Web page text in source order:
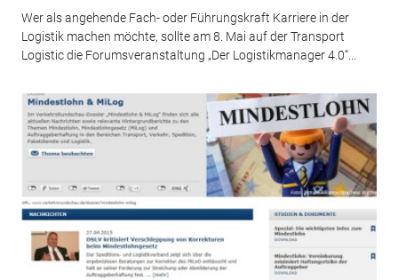
Wer als angehende Fach- oder Führungskraft Karriere in der
Logistik machen möchte, sollte am 8. Mai auf der Transport
Logistic die Forumsveranstaltung „Der Logistikmanager 4.0“...